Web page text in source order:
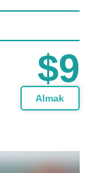
$9
Almak